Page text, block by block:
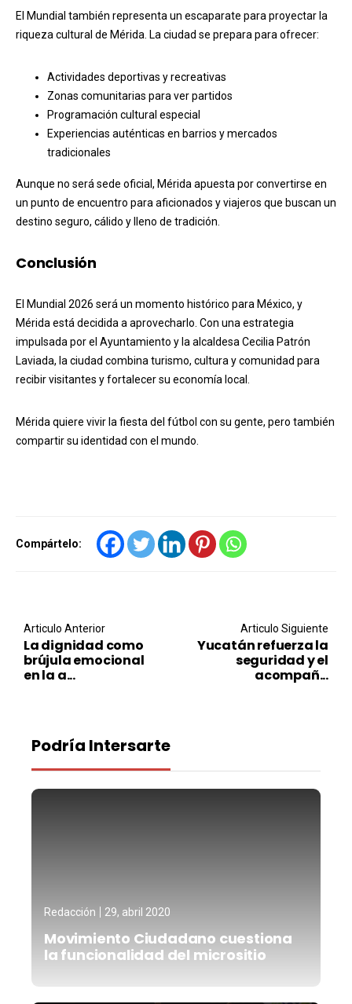
El Mundial también representa un escaparate para proyectar la
riqueza cultural de Mérida. La ciudad se prepara para ofrecer:
Actividades deportivas y recreativas
Zonas comunitarias para ver partidos
Programación cultural especial
Experiencias auténticas en barrios y mercados
tradicionales
Aunque no será sede oficial, Mérida apuesta por convertirse en
un punto de encuentro para aficionados y viajeros que buscan un
destino seguro, cálido y lleno de tradición.
Conclusión
El Mundial 2026 será un momento histórico para México, y
Mérida está decidida a aprovecharlo. Con una estrategia
impulsada por el Ayuntamiento y la alcaldesa Cecilia Patrón
Laviada, la ciudad combina turismo, cultura y comunidad para
recibir visitantes y fortalecer su economía local.
Mérida quiere vivir la fiesta del fútbol con su gente, pero también
compartir su identidad con el mundo.
Compártelo:
Post navigation
Articulo Anterior
La dignidad como
brújula emocional
en la a...
Articulo Siguiente
Yucatán refuerza la
seguridad y el
acompañ...
Podría Intersarte
Redacción 29, abril 2020
Movimiento Ciudadano cuestiona
la funcionalidad del micrositio